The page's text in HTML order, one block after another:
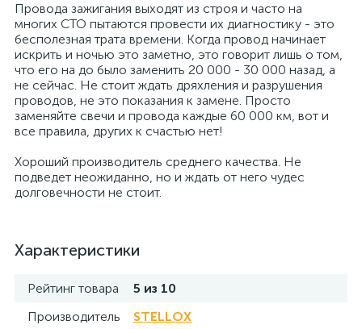
Провода зажигания выходят из строя и часто на
многих СТО пытаются провести их диагностику - это
бесполезная трата времени. Когда провод начинает
искрить и ночью это заметно, это говорит лишь о том,
что его на до было заменить 20 000 - 30 000 назад, а
не сейчас. Не стоит ждать дряхления и разрушения
проводов, не это показания к замене. Просто
заменяйте свечи и провода каждые 60 000 км, вот и
все правила, других к счастью нет!
Хороший производитель среднего качества. Не
подведет неожиданно, но и ждать от него чудес
долговечности не стоит.
Характеристики
Рейтинг товара
5 из 10
Производитель
STELLOX